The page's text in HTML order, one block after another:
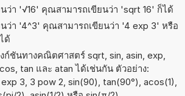
ว่า '√16' คุณสามารถเขียนว่า 'sqrt 16' ก็ได้
ว่า '4^3' คุณสามารถเขียนว่า '4 exp 3' หรือ
ด้
ก์ชันทางคณิตศาสตร์ sqrt, sin, asin, exp,
tan และ atan ได้เช่นกัน ตัวอย่าง:
3, 3 pow 2, sin(90), tan(90°), acos(1),